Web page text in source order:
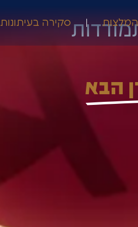
המלצות סקירה בעיתונות
הבא